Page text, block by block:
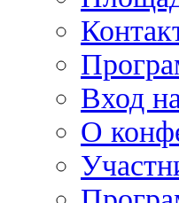
Вход
О